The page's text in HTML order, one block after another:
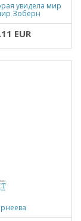
увидела мир
Зоберн
EUR